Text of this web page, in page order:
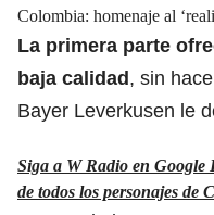
Colombia: homenaje al
La primera parte
baja calidad, sin
Bayer Leverkusen le
Siga a W Radio en Google
de todos los personajes de